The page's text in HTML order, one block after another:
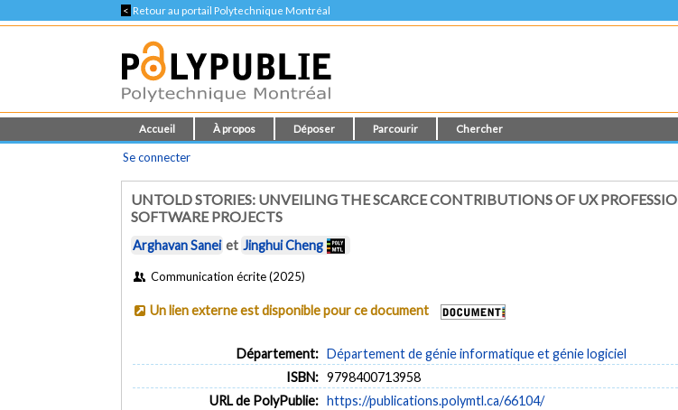
< Retour au portail Polytechnique Montréal
Accueil À propos Déposer Parcourir Chercher
Se connecter
UNTOLD STORIES: UNVEILING THE SCARCE CONTRIBUTIONS OF UX
SOFTWARE PROJECTS
Arghavan Sanei et Jinghui Cheng
Communication écrite (2025)
Un lien externe est disponible pour ce document
Département: Département de génie informatique et génie logiciel
ISBN: 9798400713958
URL de PolyPublie: https://publications.polymtl.ca/66104/